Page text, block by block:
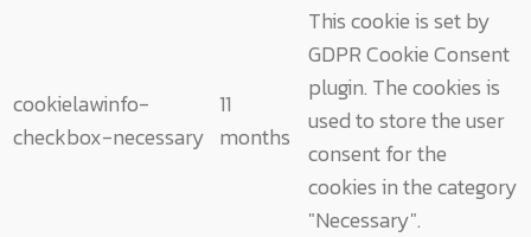
cookielawinfo-
checkbox-necessary
11
months
This cookie is set by
GDPR Cookie Consent
plugin. The cookies is
used to store the user
consent for the
cookies in the category
"Necessary".